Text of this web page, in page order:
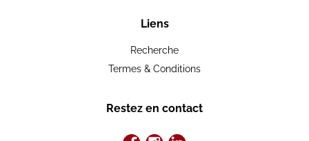
Liens
Recherche
Termes & Conditions
Restez en contact